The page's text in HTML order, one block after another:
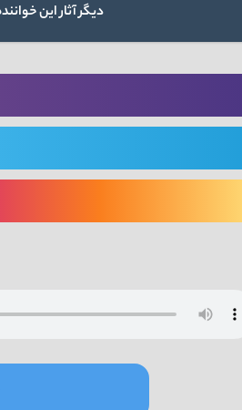
دیگر آثار این